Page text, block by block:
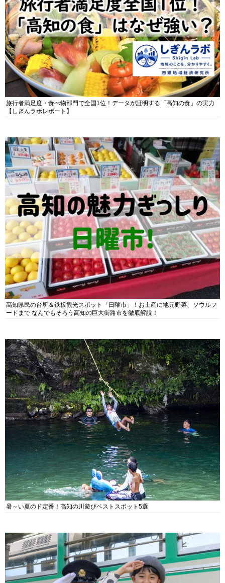
旅行者満足度・食べ物部門で全国1位！データが証明する「高知の食」の実力
【しぎんラボレポート】
高知県民の台所＆鉄板観光スポット「日曜市」！お土産に地元野菜、ソウルフ
ードまで なんでもそろう高知の巨大街路市を徹底解説！
暑～い夏のド定番！高知の川遊びベストスポット5選